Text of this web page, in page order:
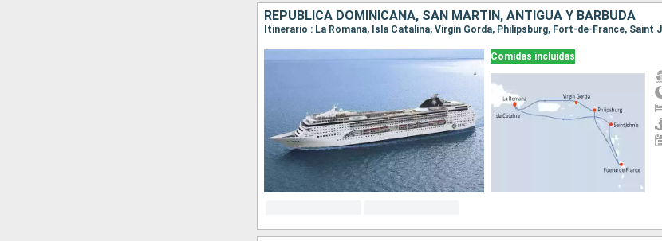
REPÚBLICA DOMINICANA, SAN MARTÍN, ANTIGUA Y BARBUDA
Itinerario : La Romana, Isla Catalina, Virgin Gorda, Philipsburg, Fort-de-France, Saint
Comidas incluidas